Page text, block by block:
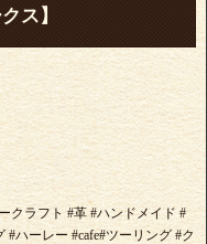
ス】
クラフト #革 #ハンドメイド #
ハーレー #cafe#ツーリング #ク